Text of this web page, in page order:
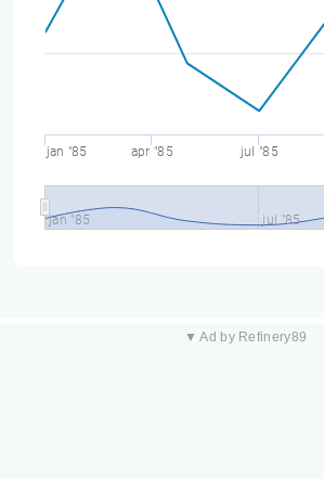
jan "85 apr "85 jul "85
jan "85 jul "85
▼ Ad by Refinery89